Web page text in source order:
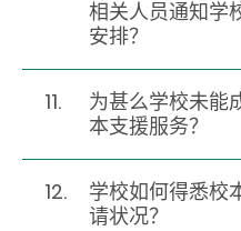
相关人员通知学
安排？
11.
为甚么学校未能
本支援服务？
12.
学校如何得悉校
请状况？